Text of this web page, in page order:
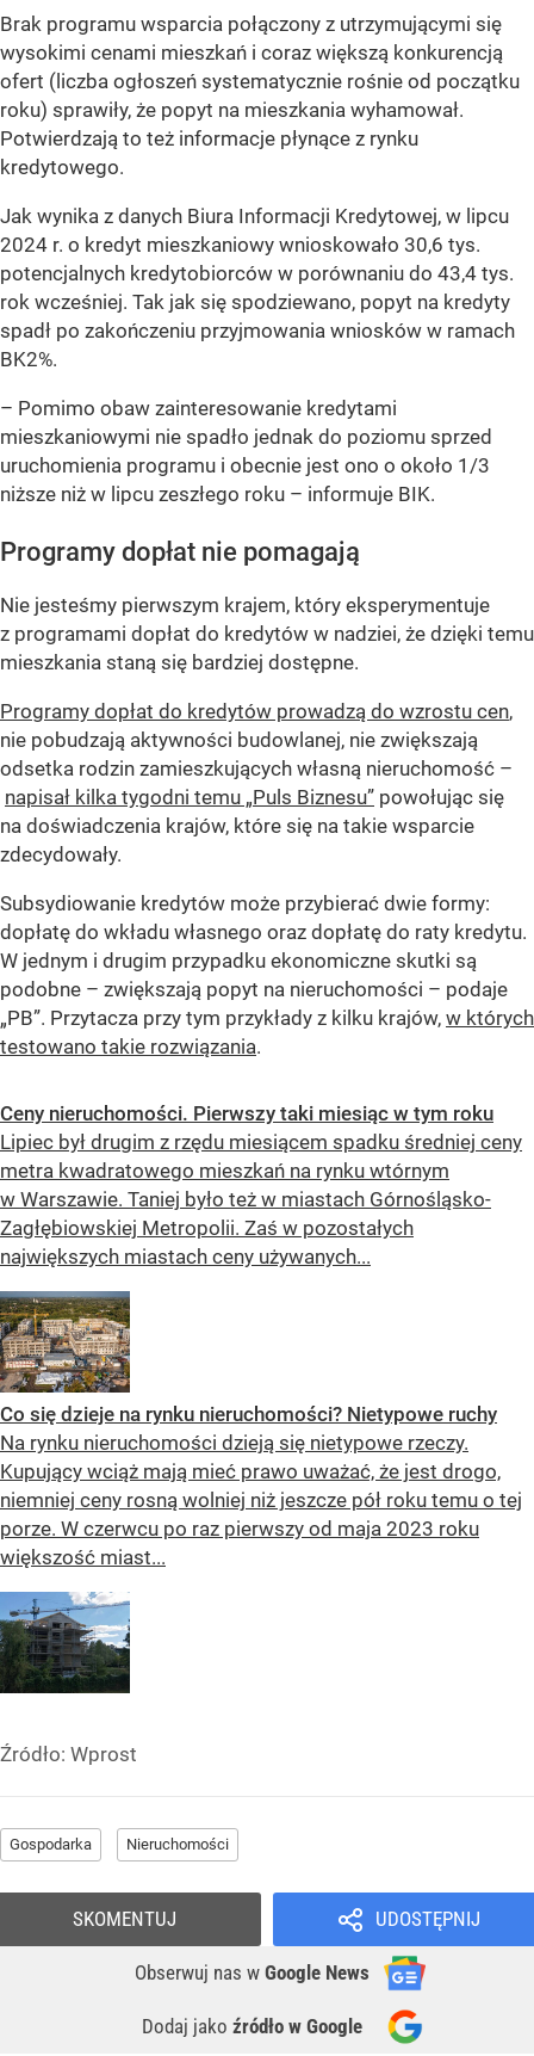
Brak programu wsparcia połączony z utrzymującymi się
wysokimi cenami mieszkań i coraz większą konkurencją
ofert (liczba ogłoszeń systematycznie rośnie od początku
roku) sprawiły, że popyt na mieszkania wyhamował.
Potwierdzają to też informacje płynące z rynku
kredytowego.
Jak wynika z danych Biura Informacji Kredytowej, w lipcu
2024 r. o kredyt mieszkaniowy wnioskowało 30,6 tys.
potencjalnych kredytobiorców w porównaniu do 43,4 tys.
rok wcześniej. Tak jak się spodziewano, popyt na kredyty
spadł po zakończeniu przyjmowania wniosków w ramach
BK2%.
– Pomimo obaw zainteresowanie kredytami
mieszkaniowymi nie spadło jednak do poziomu sprzed
uruchomienia programu i obecnie jest ono o około 1/3
niższe niż w lipcu zeszłego roku – informuje BIK.
Programy dopłat nie pomagają
Nie jesteśmy pierwszym krajem, który eksperymentuje
z programami dopłat do kredytów w nadziei, że dzięki temu
mieszkania staną się bardziej dostępne.
Programy dopłat do kredytów prowadzą do wzrostu cen,
nie pobudzają aktywności budowlanej, nie zwiększają
odsetka rodzin zamieszkujących własną nieruchomość –
napisał kilka tygodni temu „Puls Biznesu” powołując się
na doświadczenia krajów, które się na takie wsparcie
zdecydowały.
Subsydiowanie kredytów może przybierać dwie formy:
dopłatę do wkładu własnego oraz dopłatę do raty kredytu.
W jednym i drugim przypadku ekonomiczne skutki są
podobne – zwiększają popyt na nieruchomości – podaje
„PB”. Przytacza przy tym przykłady z kilku krajów, w których
testowano takie rozwiązania.
Ceny nieruchomości. Pierwszy taki miesiąc w tym roku
Lipiec był drugim z rzędu miesiącem spadku średniej ceny
metra kwadratowego mieszkań na rynku wtórnym
w Warszawie. Taniej było też w miastach Górnośląsko-
Zagłębiowskiej Metropolii. Zaś w pozostałych
największych miastach ceny używanych...
Co się dzieje na rynku nieruchomości? Nietypowe ruchy
Na rynku nieruchomości dzieją się nietypowe rzeczy.
Kupujący wciąż mają mieć prawo uważać, że jest drogo,
niemniej ceny rosną wolniej niż jeszcze pół roku temu o tej
porze. W czerwcu po raz pierwszy od maja 2023 roku
większość miast...
Źródło: Wprost
Gospodarka Nieruchomości
UDOSTĘPNIJ
Obserwuj nas w Google News
Dodaj jako źródło w Google
SKOMENTUJ